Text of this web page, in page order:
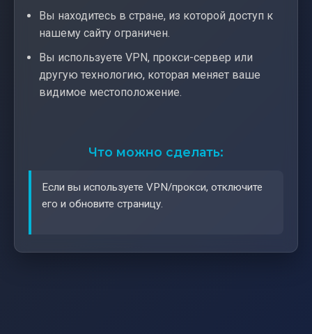
Вы находитесь в стране, из которой доступ к
нашему сайту ограничен.
Вы используете VPN, прокси-сервер или
другую технологию, которая меняет ваше
видимое местоположение.
Что можно сделать:
Если вы используете VPN/прокси, отключите
его и обновите страницу.